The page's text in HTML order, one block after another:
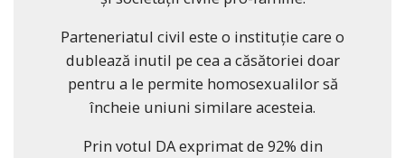
Parteneriatul civil este o instituție care o
dublează inutil pe cea a căsătoriei doar
pentru a le permite homosexualilor să
încheie uniuni similare acesteia.
Prin votul DA exprimat de 92% din